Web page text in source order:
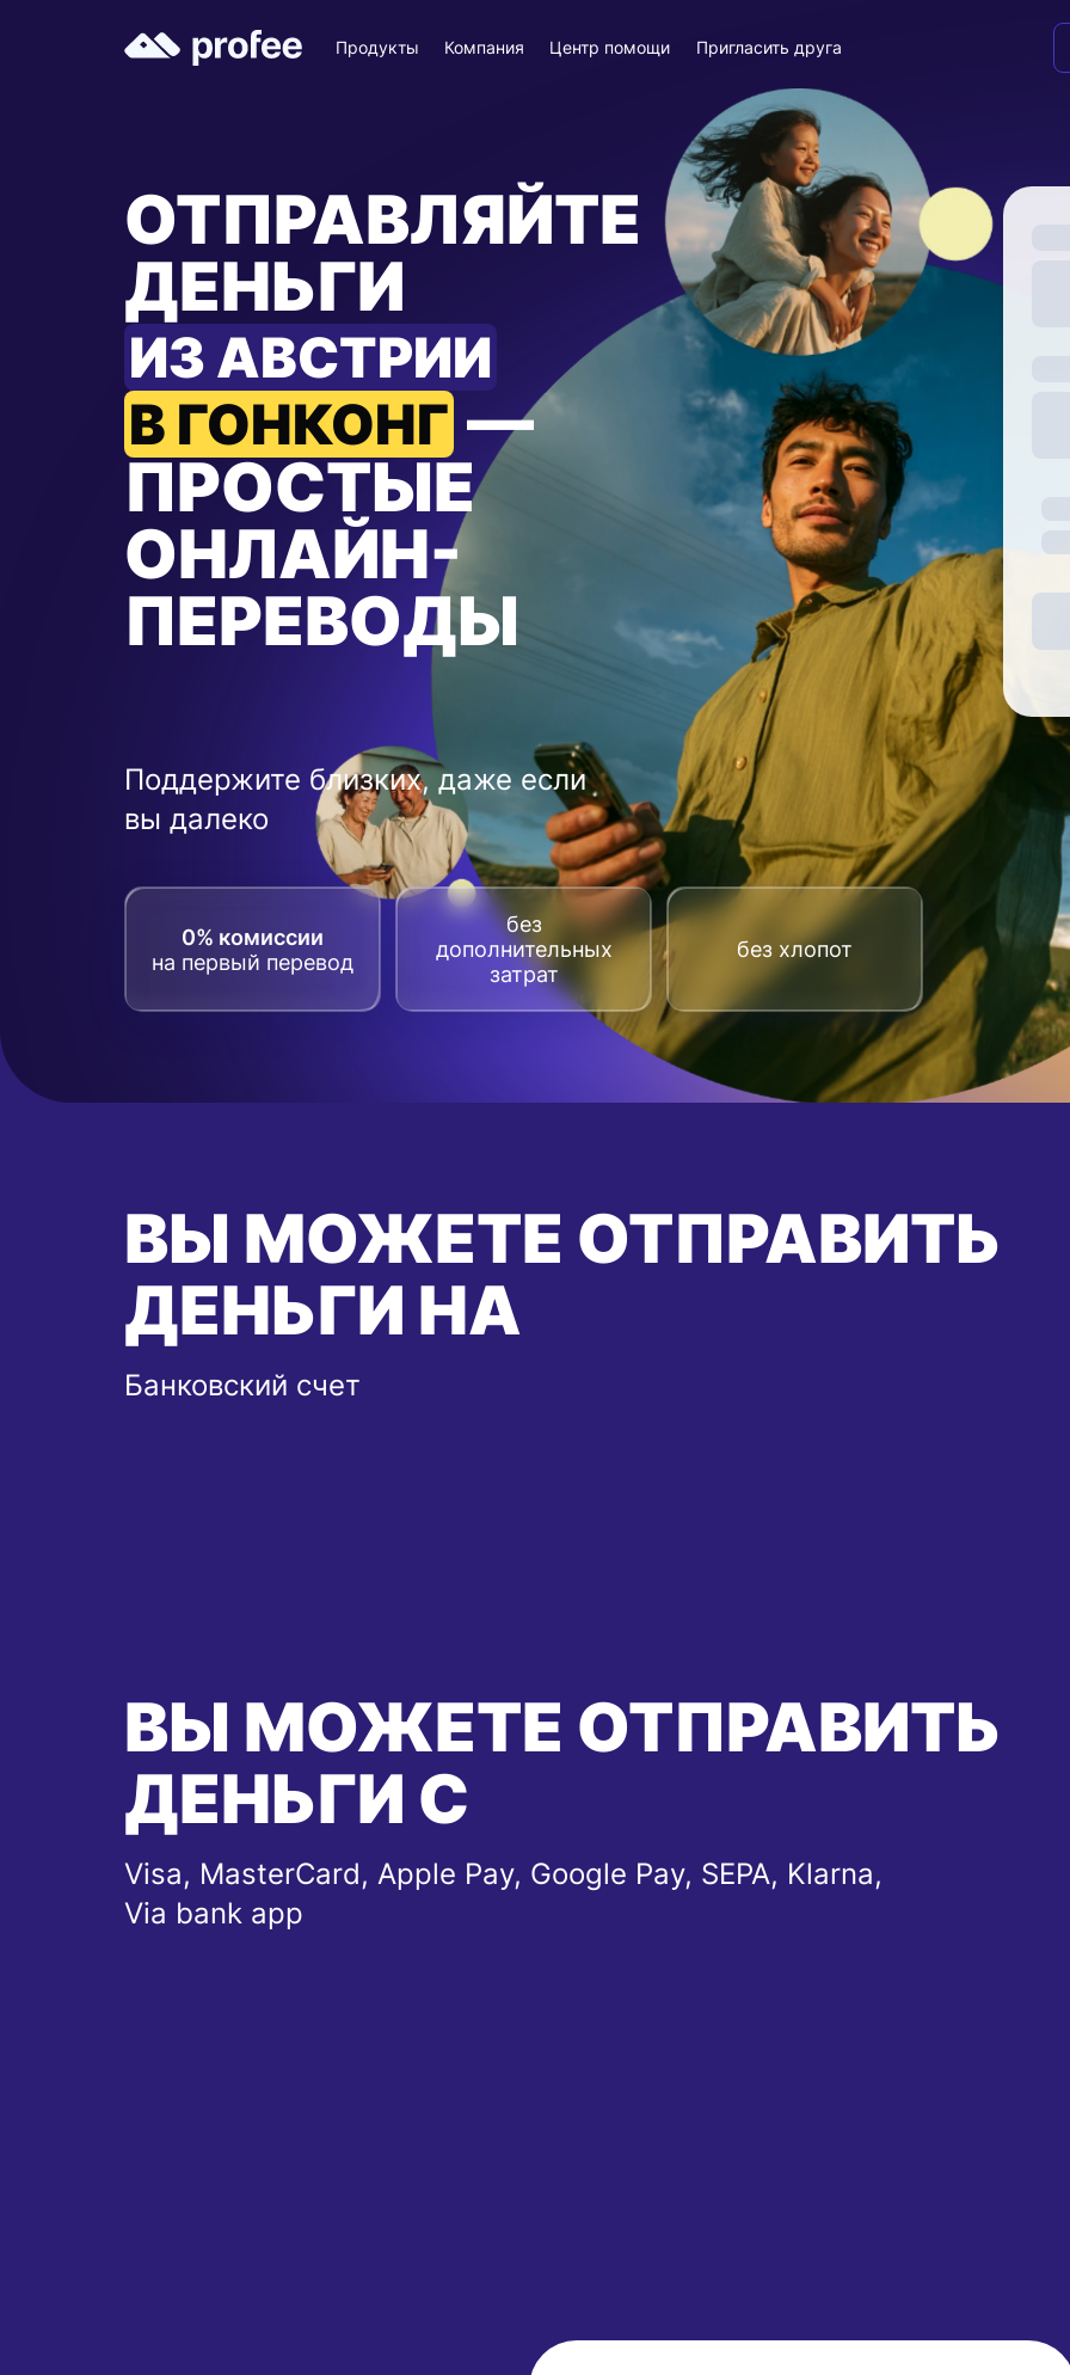
Продукты Компания Центр помощи Пригласить друга
ОТПРАВЛЯЙТЕ
ДЕНЬГИ
ИЗ АВСТРИИ
В ГОНКОНГ —
ПРОСТЫЕ
ОНЛАЙН-
ПЕРЕВОДЫ
Поддержите близких, даже если
вы далеко
0% комиссии
на первый перевод
без
дополнительных
затрат
без хлопот
ВЫ МОЖЕТЕ ОТПРАВИТЬ
ДЕНЬГИ НА
Банковский счет
ВЫ МОЖЕТЕ ОТПРАВИТЬ
ДЕНЬГИ С
Visa, MasterCard, Apple Pay, Google Pay, SEPA, Klarna,
Via bank app